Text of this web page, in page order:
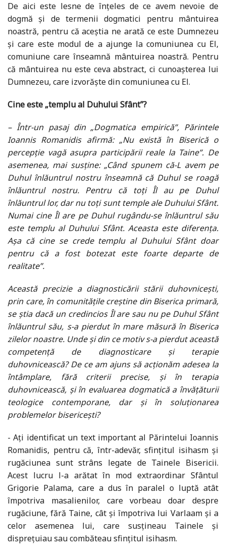
De aici este lesne de înțeles de ce avem nevoie de
dogmă și de termenii dogmatici pentru mântuirea
noastră, pentru că aceștia ne arată ce este Dumnezeu
și care este modul de a ajunge la comuniunea cu El,
comuniune care înseamnă mântuirea noastră. Pentru
că mântuirea nu este ceva abstract, ci cunoașterea lui
Dumnezeu, care izvorăște din comuniunea cu El.
Cine este „templu al Duhului Sfânt”?
– Într-un pasaj din „Dogmatica empirică”, Părintele
Ioannis Romanidis afirmă: „Nu există în Biserică o
percepție vagă asupra participării reale la Taine”. De
asemenea, mai susține: „Când spunem că-L avem pe
Duhul înlăuntrul nostru înseamnă că Duhul se roagă
înlăuntrul nostru. Pentru că toți Îl au pe Duhul
înlăuntrul lor, dar nu toți sunt temple ale Duhului Sfânt.
Numai cine Îl are pe Duhul rugându-se înlăuntrul său
este templu al Duhului Sfânt. Aceasta este diferența.
Așa că cine se crede templu al Duhului Sfânt doar
pentru că a fost botezat este foarte departe de
realitate”.
Această precizie a diagnosticării stării duhovnicești,
prin care, în comunitățile creștine din Biserica primară,
se știa dacă un credincios Îl are sau nu pe Duhul Sfânt
înlăuntrul său, s-a pierdut în mare măsură în Biserica
zilelor noastre. Unde și din ce motiv s-a pierdut această
competență de diagnosticare și terapie
duhovnicească? De ce am ajuns să acționăm adesea la
întâmplare, fără criterii precise, și în terapia
duhovnicească, și în evaluarea dogmatică a învățăturii
teologice contemporane, dar și în soluționarea
problemelor bisericești?
- Ați identificat un text important al Părintelui Ioannis
Romanidis, pentru că, într-adevăr, sfințitul isihasm și
rugăciunea sunt strâns legate de Tainele Bisericii.
Acest lucru l-a arătat în mod extraordinar Sfântul
Grigorie Palama, care a dus în paralel o luptă atât
împotriva masalienilor, care vorbeau doar despre
rugăciune, fără Taine, cât și împotriva lui Varlaam și a
celor asemenea lui, care susțineau Tainele și
disprețuiau sau combăteau sfințitul isihasm.